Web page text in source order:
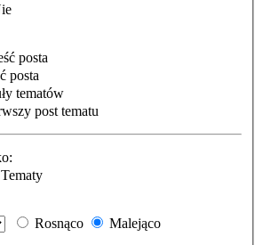
posta
posta
tematów
post tematu
Tematy
Rosnąco
Malejąco